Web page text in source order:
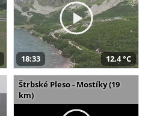
18:33 12,4 °C
Štrbské Pleso - Mostíky (19
km)